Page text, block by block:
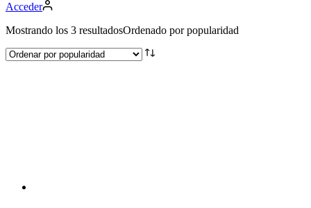
Acceder
Mostrando los 3 resultadosOrdenado por popularidad